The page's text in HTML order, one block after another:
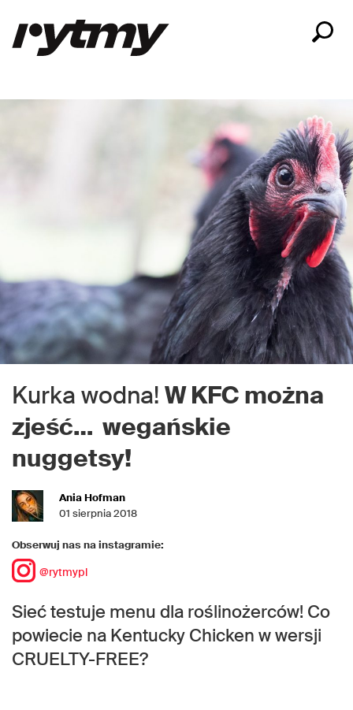
Kurka wodna! W KFC można
zjeść… wegańskie
nuggetsy!
Ania Hofman
01 sierpnia 2018
Obserwuj nas na instagramie:
@rytmypl
Sieć testuje menu dla roślinożerców! Co
powiecie na Kentucky Chicken w wersji
CRUELTY-FREE?